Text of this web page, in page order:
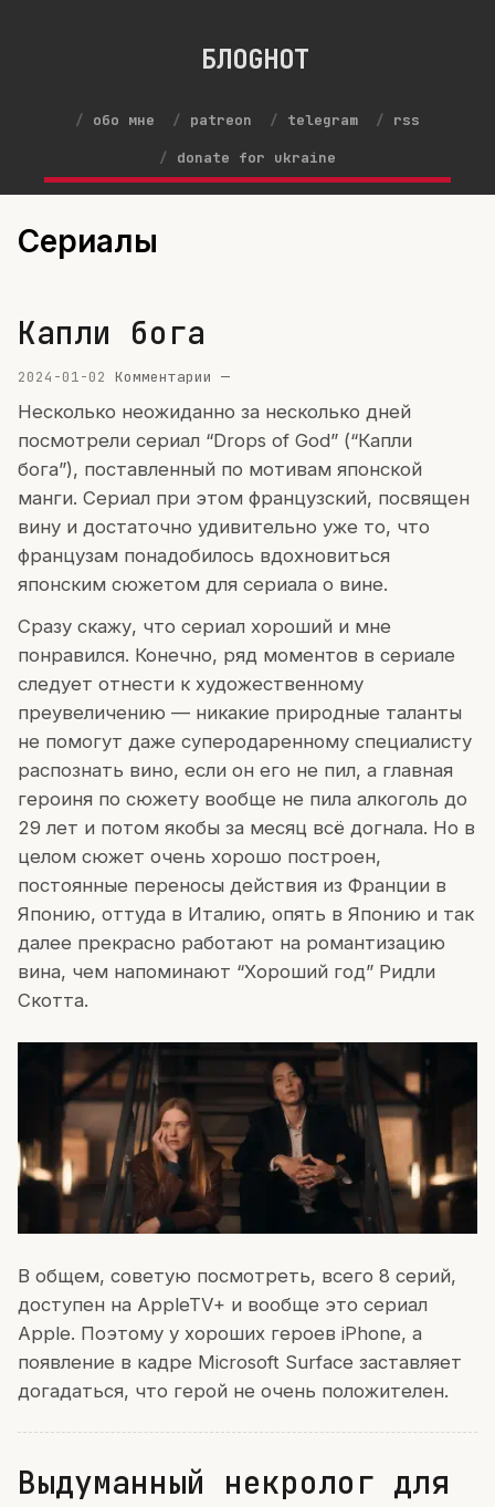
БЛОGНОТ
обо мне patreon telegram
rss
donate for ukraine
Сериалы
Капли бога
2024-01-02 Комментарии —
Несколько неожиданно за несколько дней
посмотрели сериал “Drops of God” (“Капли
бога”), поставленный по мотивам японской
манги. Сериал при этом французский, посвящен
вину и достаточно удивительно уже то, что
французам понадобилось вдохновиться
японским сюжетом для сериала о вине.
Сразу скажу, что сериал хороший и мне
понравился. Конечно, ряд моментов в сериале
следует отнести к художественному
преувеличению — никакие природные таланты
не помогут даже суперодаренному специалисту
распознать вино, если он его не пил, а главная
героиня по сюжету вообще не пила алкоголь до
29 лет и потом якобы за месяц всё догнала. Но в
целом сюжет очень хорошо построен,
постоянные переносы действия из Франции в
Японию, оттуда в Италию, опять в Японию и так
далее прекрасно работают на романтизацию
вина, чем напоминают “Хороший год” Ридли
Скотта.
В общем, советую посмотреть, всего 8 серий,
доступен на AppleTV+ и вообще это сериал
Apple. Поэтому у хороших героев iPhone, а
появление в кадре Microsoft Surface заставляет
догадаться, что герой не очень положителен.
Выдуманный некролог для